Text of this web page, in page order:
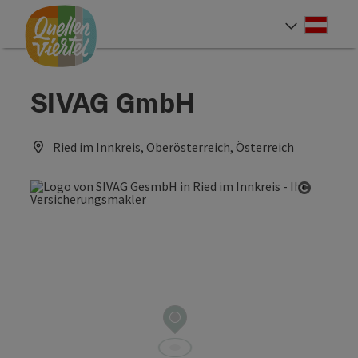
Zum Inhalt
Zur Navigation
Zum Seitenanfang
SIVAG GmbH
Ried im Innkreis, Oberösterreich, Österreich